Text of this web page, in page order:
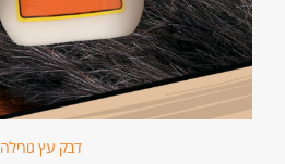
דבק עץ גורילה